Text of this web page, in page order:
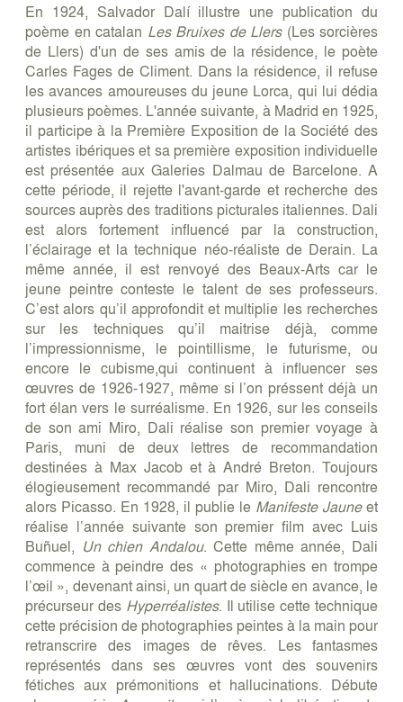
En 1924, Salvador Dalí illustre une publication du
poème en catalan Les Bruixes de Llers (Les sorcières
de Llers) d'un de ses amis de la résidence, le poète
Carles Fages de Climent. Dans la résidence, il refuse
les avances amoureuses du jeune Lorca, qui lui dédia
plusieurs poèmes. L'année suivante, à Madrid en 1925,
il participe à la Première Exposition de la Société des
artistes ibériques et sa première exposition individuelle
est présentée aux Galeries Dalmau de Barcelone. A
cette période, il rejette l'avant-garde et recherche des
sources auprès des traditions picturales italiennes. Dali
est alors fortement influencé par la construction,
l’éclairage et la technique néo-réaliste de Derain. La
même année, il est renvoyé des Beaux-Arts car le
jeune peintre conteste le talent de ses professeurs.
C’est alors qu’il approfondit et multiplie les recherches
sur les techniques qu’il maitrise déjà, comme
l’impressionnisme, le pointillisme, le futurisme, ou
encore le cubisme,qui continuent à influencer ses
œuvres de 1926-1927, même si l’on préssent déjà un
fort élan vers le surréalisme. En 1926, sur les conseils
de son ami Miro, Dali réalise son premier voyage à
Paris, muni de deux lettres de recommandation
destinées à Max Jacob et à André Breton. Toujours
élogieusement recommandé par Miro, Dali rencontre
alors Picasso. En 1928, il publie le Manifeste Jauneet
réalise l’année suivante son premier film avec Luis
Buñuel, Un chien Andalou. Cette même année, Dali
commence à peindre des « photographies en trompe
l’œil », devenant ainsi, un quart de siècle en avance, le
précurseur des Hyperréalistes. Il utilise cette technique
cette précision de photographies peintes à la main pour
retranscrire des images de rêves. Les fantasmes
représentés dans ses œuvres vont des souvenirs
fétiches aux prémonitions et hallucinations. Débute